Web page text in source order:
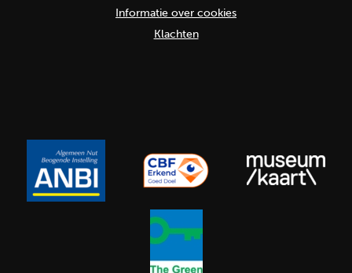
Informatie over cookies
Klachten